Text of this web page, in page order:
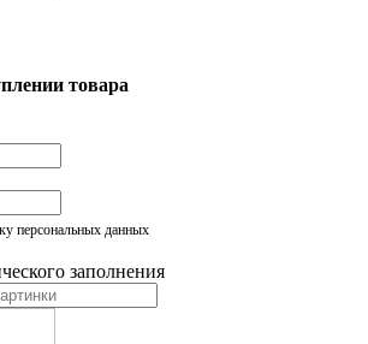
товара
персональных данных
заполнения